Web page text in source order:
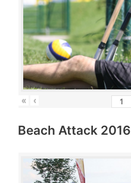
« ‹
Beach Attack 2016